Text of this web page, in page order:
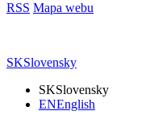
RSS Mapa webu
SKSlovensky
SKSlovensky
ENEnglish